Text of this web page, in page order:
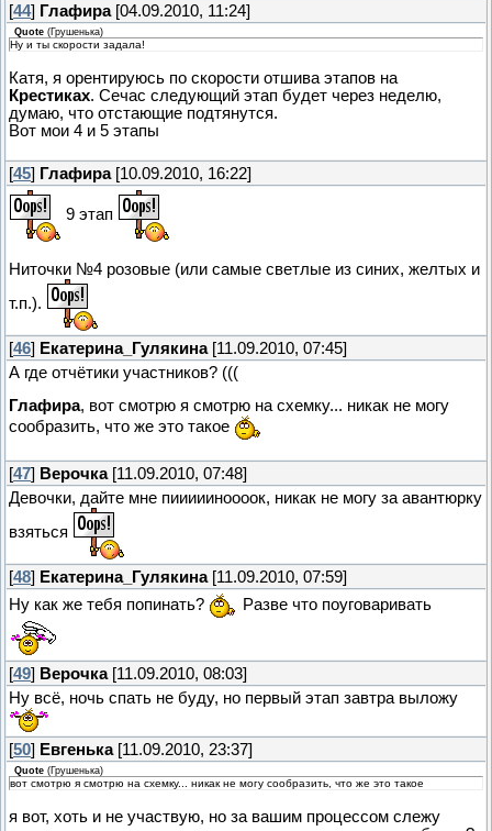
[44] Глафира[04.09.2010, 11:24]
Quote (Грушенька)
Ну и ты скорости задала!
Катя, я орентируюсь по скорости отшива этапов на
Крестиках. Сечас следующий этап будет через неделю,
думаю, что отстающие подтянутся.
Вот мои 4 и 5 этапы
[45] Глафира[10.09.2010, 16:22]
9 этап
Ниточки №4 розовые (или самые светлые из синих, желтых и
т.п.).
[46] Екатерина_Гулякина[11.09.2010, 07:45]
А где отчётики участников? (((
Глафира, вот смотрю я смотрю на схемку... никак не могу
сообразить, что же это такое
[47] Верочка[11.09.2010, 07:48]
Девочки, дайте мне пиииииноооок, никак не могу за авантюрку
взяться
[48] Екатерина_Гулякина[11.09.2010, 07:59]
Ну как же тебя попинать?
Разве что поуговаривать
[49] Верочка[11.09.2010, 08:03]
Ну всё, ночь спать не буду, но первый этап завтра выложу
[50] Евгенька[11.09.2010, 23:37]
Quote (Грушенька)
вот смотрю я смотрю на схемку... никак не могу сообразить, что же это такое
я вот, хоть и не участвую, но за вашим процессом слежу